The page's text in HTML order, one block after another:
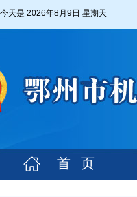
今天是 2026年8月9日 星期天
首 页